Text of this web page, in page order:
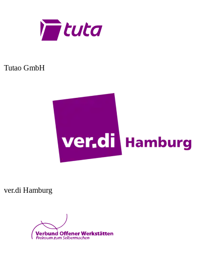
Tutao GmbH
ver.di Hamburg